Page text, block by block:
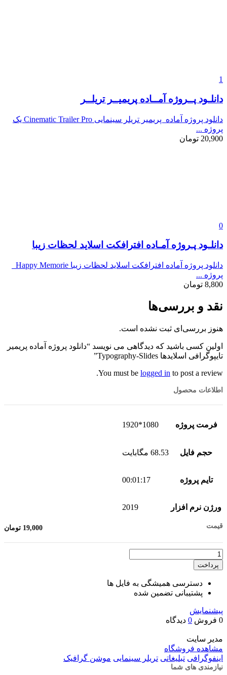
1
دانلـود پــروژه آمــاده پریمیــر تریلــر
دانلود پروژه آماده پریمیر تریلر سینمایی Cinematic Trailer Pro یک
پروژه ...
20,900 تومان
0
دانلـود پـروژه آمـاده افترافکت اسلاید لحظات زیبا
پروژه ...
8,800 تومان
نقد و بررسی‌ها
هنوز بررسی‌ای ثبت نشده است.
اولین کسی باشید که دیدگاهی می نویسد “دانلود پروژه آماده پریمیر
تایپوگرافی اسلایدها Typography-Slides”
You must be logged in to post a review.
اطلاعات محصول
فرمت پروژه 1080*1920
حجم فایل 68.53 مگابایت
تایم پروژه 00:01:17
ورژن نرم افزار 2019
قیمت 19,000 تومان
تعداد
پرداخت
دسترسی همیشگی به فایل ها
پشتیبانی تضمین شده
پیشنمایش
0 فروش
0 دیدگاه
مدیر سایت
مشاهده فروشگاه
اینفوگرافی تبلیغاتی تریلر سینمایی موشن گرافیک
نیازمندی های شما